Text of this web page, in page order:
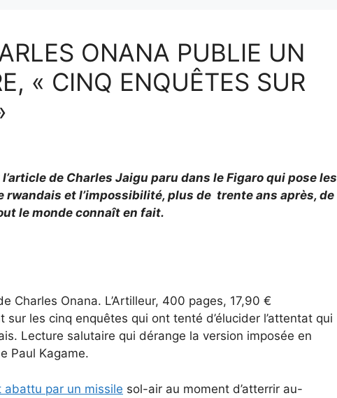
ONANA PUBLIE UN
« CINQ ENQUÊTES SUR
de Charles Jaigu paru dans le Figaro qui pose les
rwandais et l’impossibilité, plus de trente ans après, de
le monde connaît en fait.
Charles Onana. L’Artilleur, 400 pages, 17,90 €
sur les cinq enquêtes qui ont tenté d’élucider l’attentat qui
Lecture salutaire qui dérange la version imposée en
Paul Kagame.
abattu par un missile sol-air au moment d’atterrir au-